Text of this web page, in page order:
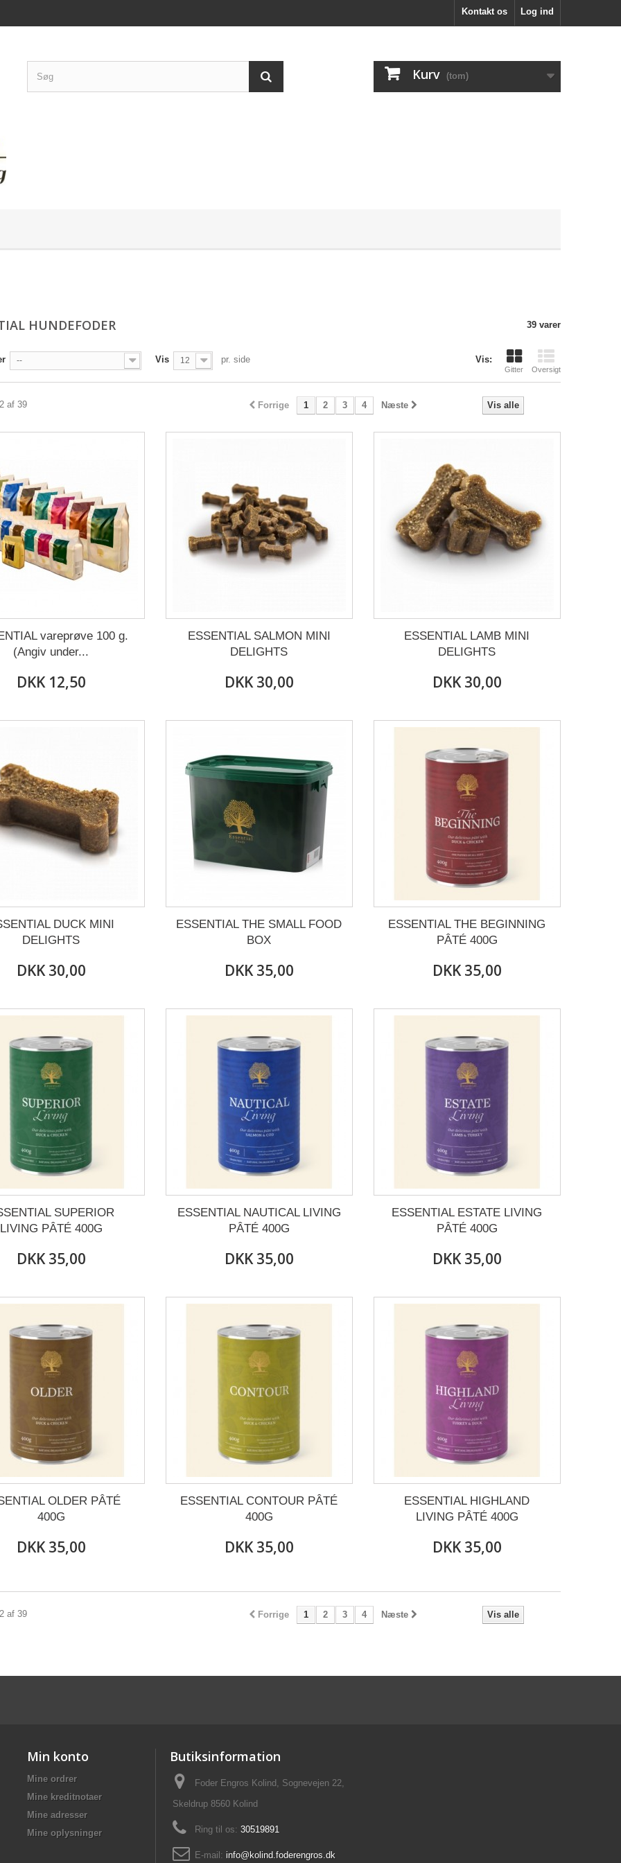
Log ind
Kontakt os
Kurv (tom)
HUNDEFODER 39 varer
Vis:
Gitter Oversigt
-- Vis 12 pr. side
Vis alle
Forrige 1 2 3 4 Næste
af 39
vareprøve 100 g.
(Angiv under...
DKK 12,50
ESSENTIAL SALMON MINI
DELIGHTS
DKK 30,00
ESSENTIAL LAMB MINI
DELIGHTS
DKK 30,00
DUCK MINI
DELIGHTS
DKK 30,00
ESSENTIAL THE SMALL FOOD
BOX
DKK 35,00
ESSENTIAL THE BEGINNING
PÂTÉ 400G
DKK 35,00
SUPERIOR
LIVING PÂTÉ 400G
DKK 35,00
ESSENTIAL NAUTICAL LIVING
PÂTÉ 400G
DKK 35,00
ESSENTIAL ESTATE LIVING
PÂTÉ 400G
DKK 35,00
OLDER PÂTÉ
400G
DKK 35,00
ESSENTIAL CONTOUR PÂTÉ
400G
DKK 35,00
ESSENTIAL HIGHLAND
LIVING PÂTÉ 400G
DKK 35,00
Vis alle
Forrige 1 2 3 4 Næste
af 39
Min konto
Mine ordrer
Mine kreditnotaer
Mine adresser
Mine oplysninger
Butiksinformation
Foder Engros Kolind, Sognevejen 22,
Skeldrup 8560 Kolind
Ring til os: 30519891
E-mail: info@kolind.foderengros.dk